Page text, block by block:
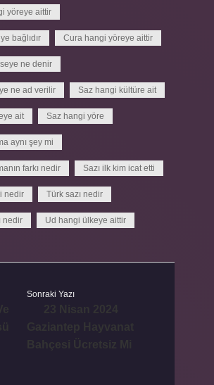
yöreye aittir
bağlıdır Cura hangi yöreye aittir
ne denir
ne ad verilir Saz hangi kültüre ait
ait Saz hangi yöre
aynı şey mi
farkı nedir Sazı ilk kim icat etti
nedir Türk sazı nedir
nedir Ud hangi ülkeye aittir
Sonraki Yazı